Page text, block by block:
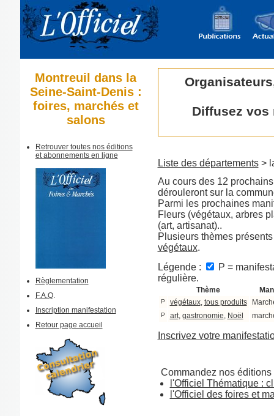
Montreuil dans la
Seine-Saint-Denis :
foires, marchés et
salons
Retrouver toutes nos éditions
et abonnements en ligne
Règlementation
F.A.Q.
Inscription manifestation
Retour page accueil
Diffusez vos
Liste des départements>
Au cours des 12
dérouleront sur la
Parmi les prochaines
Fleurs (végétaux, arbres
(art, artisanat)..
Plusieurs thèmes
végétaux.
Légende :
P =
régulière.
Thème
P végétaux, tous produits
P art, gastronomie, Noël
Inscrivez votre
Commandez nos éditions
l'Officiel Thématique :
l'Officiel des foires et